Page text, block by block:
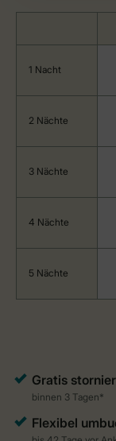
1 Nacht
2 Nächte
3 Nächte
4 Nächte
5 Nächte